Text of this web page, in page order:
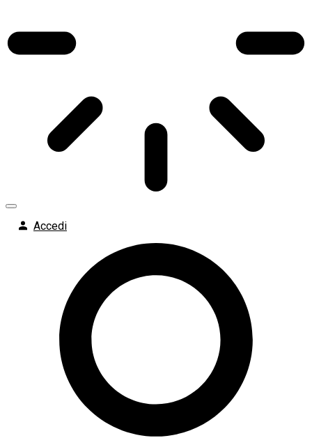
Accedi